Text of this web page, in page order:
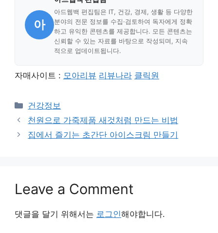
아
아드웹백 편집팀은 IT, 건강, 경제, 생활 등 다양한
분야의 전문 정보를 수집·검토하여 독자에게 정확
하고 유익한 콘텐츠를 제공합니다. 모든 콘텐츠는
신뢰할 수 있는 자료를 바탕으로 작성되며, 지속
적으로 업데이트됩니다.
자매사이트 : 모아리뷰 리뷰나라 클릭원
Categories
건강정보
천원으로 가죽제품 새것처럼 만드는 비법
집에서 즐기는 초간단 아이스크림 만들기
Leave a Comment
댓글을 달기 위해서는 로그인해야합니다.